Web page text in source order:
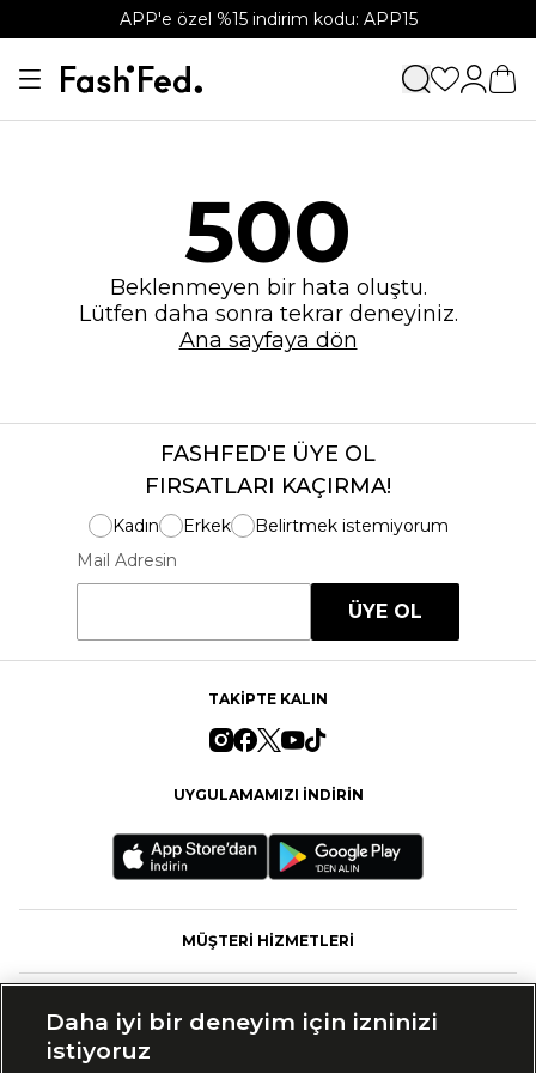
APP'e özel %15 indirim kodu: APP15
500
Beklenmeyen bir hata oluştu.
Lütfen daha sonra tekrar deneyiniz.
Ana sayfaya dön
FASHFED'E ÜYE OL
FIRSATLARI KAÇIRMA!
Kadın Erkek
Belirtmek istemiyorum
Mail Adresin
ÜYE OL
TAKİPTE KALIN
UYGULAMAMIZI İNDİRİN
MÜŞTERİ HİZMETLERİ
Daha iyi bir deneyim için izninizi
istiyoruz